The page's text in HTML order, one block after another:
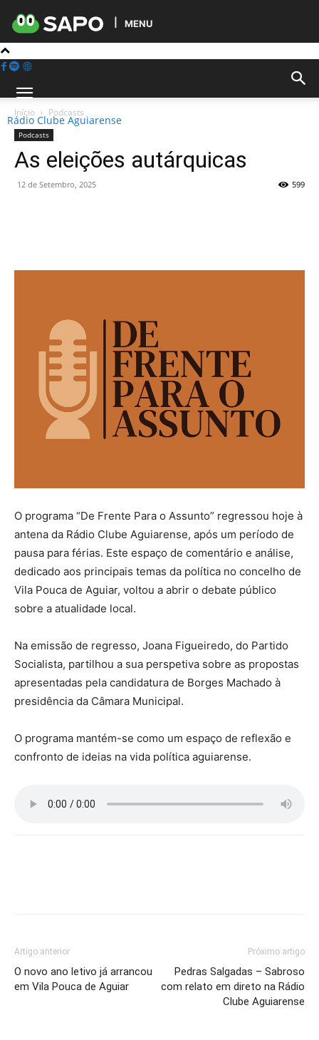
MENU
Rádio Clube Aguiarense
Início Podcasts
Podcasts
As eleições autárquicas
12 de Setembro, 2025 599
O programa “De Frente Para o Assunto” regressou hoje à
antena da Rádio Clube Aguiarense, após um período de
pausa para férias. Este espaço de comentário e análise,
dedicado aos principais temas da política no concelho de
Vila Pouca de Aguiar, voltou a abrir o debate público
sobre a atualidade local.
Na emissão de regresso, Joana Figueiredo, do Partido
Socialista, partilhou a sua perspetiva sobre as propostas
apresentadas pela candidatura de Borges Machado à
presidência da Câmara Municipal.
O programa mantém-se como um espaço de reflexão e
confronto de ideias na vida política aguiarense.
Artigo anterior
O novo ano letivo já arrancou
em Vila Pouca de Aguiar
Próximo artigo
Pedras Salgadas – Sabroso
com relato em direto na Rádio
Clube Aguiarense